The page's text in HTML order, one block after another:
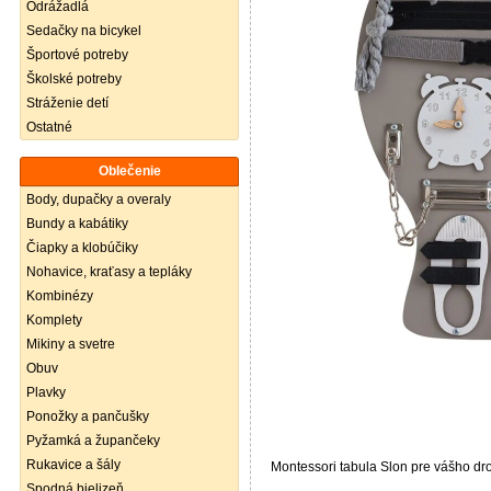
Odrážadlá
Sedačky na bicykel
Športové potreby
Školské potreby
Stráženie detí
Ostatné
Oblečenie
Body, dupačky a overaly
Bundy a kabátiky
Čiapky a klobúčiky
Nohavice, kraťasy a tepláky
Kombinézy
Komplety
Mikiny a svetre
Obuv
Plavky
Ponožky a pančušky
Pyžamká a župančeky
Rukavice a šály
Montessori tabula Slon pre vášho